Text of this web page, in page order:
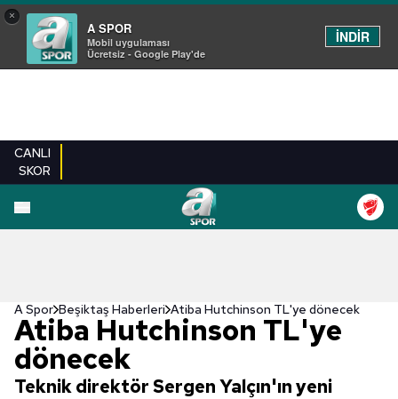
×
A SPOR
Mobil uygulaması
Ücretsiz - Google Play'de
İNDİR
CANLI
SKOR
A Spor Beşiktaş Haberleri Atiba Hutchinson TL'ye dönecek
Atiba Hutchinson TL'ye
dönecek
Teknik direktör Sergen Yalçın'ın yeni